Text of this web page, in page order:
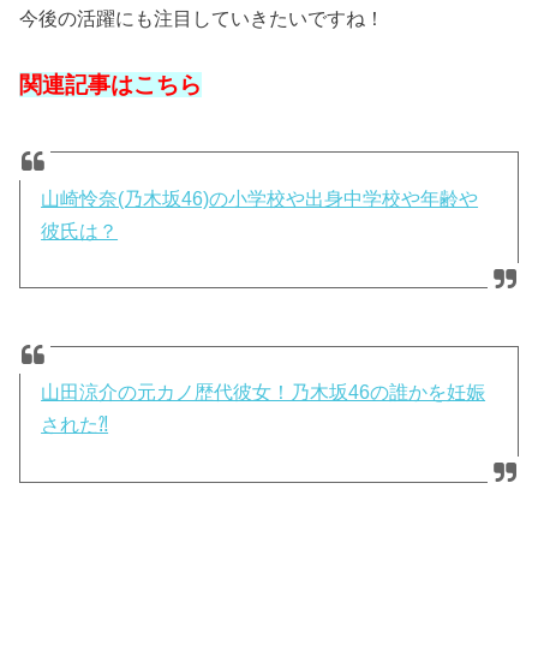
今後の活躍にも注目していきたいですね！
関連記事はこちら
山崎怜奈(乃木坂46)の小学校や出身中学校や年齢や
彼氏は？
山田涼介の元カノ歴代彼女！乃木坂46の誰かを妊娠
された⁈